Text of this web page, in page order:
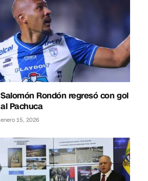
Salomón Rondón regresó con gol
al Pachuca
enero 15, 2026